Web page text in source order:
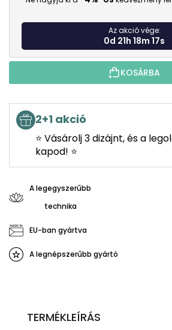
Az akció vége:
0d 21h 18m 16s
KOSÁRBA
2+1 akció
⭐ Vásárolj 3 dizájnt, és a
kapod! ⭐
A legegyszerűbb
technika
EU-ban gyártva
A legnépszerűbb gyártó
TERMÉKLEÍRÁS